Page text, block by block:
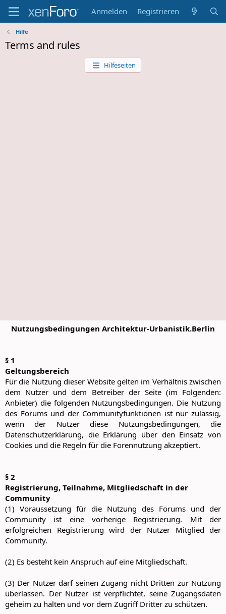
Anmelden Registrieren
Hilfe
Terms and rules
Hilfeseiten
Nutzungsbedingungen Architektur-Urbanistik.Berlin
§ 1
Geltungsbereich
Für die Nutzung dieser Website gelten im Verhältnis zwischen
dem Nutzer und dem Betreiber der Seite (im Folgenden:
Anbieter) die folgenden Nutzungsbedingungen. Die Nutzung
des Forums und der Communityfunktionen ist nur zulässig,
wenn der Nutzer diese Nutzungsbedingungen, die
Datenschutzerklärung, die Erklärung über den Einsatz von
Cookies und die Regeln für die Forennutzung akzeptiert.
§ 2
Registrierung, Teilnahme, Mitgliedschaft in der
Community
(1) Voraussetzung für die Nutzung des Forums und der
Community ist eine vorherige Registrierung. Mit der
erfolgreichen Registrierung wird der Nutzer Mitglied der
Community.
(2) Es besteht kein Anspruch auf eine Mitgliedschaft.
(3) Der Nutzer darf seinen Zugang nicht Dritten zur Nutzung
überlassen. Der Nutzer ist verpflichtet, seine Zugangsdaten
geheim zu halten und vor dem Zugriff Dritter zu schützen.